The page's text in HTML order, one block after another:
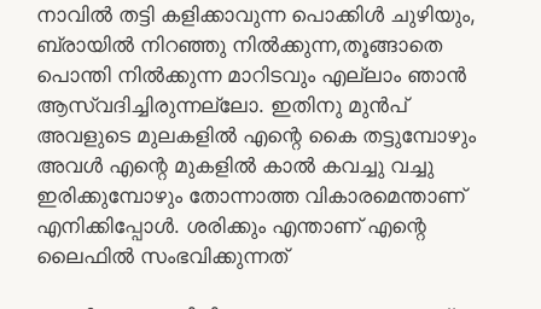
നാവിൽ തട്ടി കളിക്കാവുന്ന പൊക്കിൾ ചുഴിയും,
ബ്രായിൽ നിറഞ്ഞു നിൽക്കുന്ന,തൂങ്ങാതെ
പൊന്തി നിൽക്കുന്ന മാറിടവും എല്ലാം ഞാൻ
ആസ്വദിച്ചിരുന്നല്ലോ. ഇതിനു മുൻപ്
അവളുടെ മുലകളിൽ എന്റെ കൈ തട്ടുമ്പോഴും
അവൾ എന്റെ മുകളിൽ കാൽ കവച്ചു വച്ചു
ഇരിക്കുമ്പോഴും തോന്നാത്ത വികാരമെന്താണ്
എനിക്കിപ്പോൾ. ശരിക്കും എന്താണ് എന്റെ
ലൈഫിൽ സംഭവിക്കുന്നത്